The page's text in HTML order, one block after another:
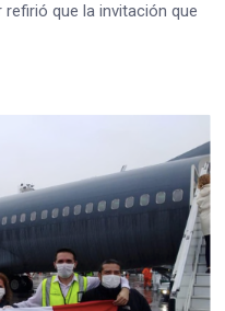
que la invitación que